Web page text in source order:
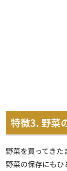
特徴3. 野菜
野菜を買ってきた
野菜の保存にもひ